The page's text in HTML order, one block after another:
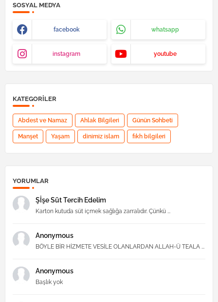
SOSYAL MEDYA
facebook whatsapp
instagram youtube
KATEGORILER
Abdest ve Namaz Ahlak Bilgileri Günün Sohbeti
Manşet Yaşam dinimiz islam fıkh bilgileri
YORUMLAR
Şİşe Süt Tercih Edelim
Karton kutuda süt içmek sağlığa zarralıdır. Çünkü ...
Anonymous
BÖYLE BİR HİZMETE VESİLE OLANLARDAN ALLAH-Ü TEALA ...
Anonymous
Başlık yok